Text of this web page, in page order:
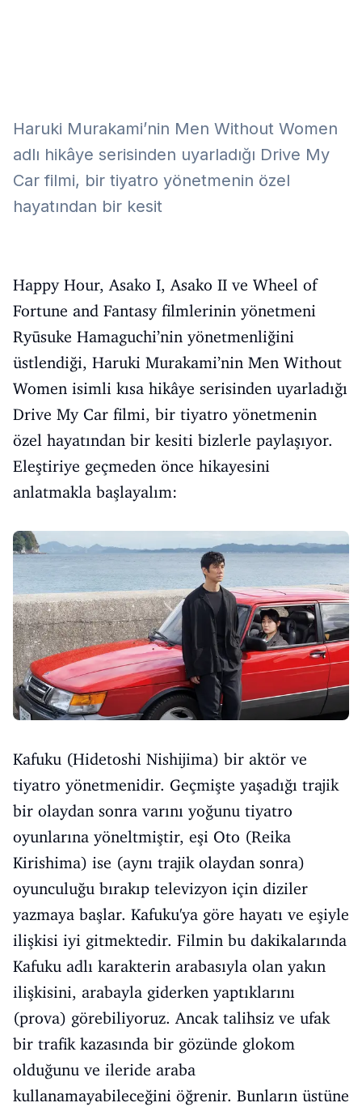
Haruki Murakami’nin Men Without Women
adlı hikâye serisinden uyarladığı Drive My
Car filmi, bir tiyatro yönetmenin özel
hayatından bir kesit
Happy Hour, Asako I, Asako II ve Wheel of
Fortune and Fantasy filmlerinin yönetmeni
Ryūsuke Hamaguchi’nin yönetmenliğini
üstlendiği, Haruki Murakami’nin Men Without
Women isimli kısa hikâye serisinden uyarladığı
Drive My Car filmi, bir tiyatro yönetmenin
özel hayatından bir kesiti bizlerle paylaşıyor.
Eleştiriye geçmeden önce hikayesini
anlatmakla başlayalım:
Kafuku (Hidetoshi Nishijima) bir aktör ve
tiyatro yönetmenidir. Geçmişte yaşadığı trajik
bir olaydan sonra varını yoğunu tiyatro
oyunlarına yöneltmiştir, eşi Oto (Reika
Kirishima) ise (aynı trajik olaydan sonra)
oyunculuğu bırakıp televizyon için diziler
yazmaya başlar. Kafuku'ya göre hayatı ve eşiyle
ilişkisi iyi gitmektedir. Filmin bu dakikalarında
Kafuku adlı karakterin arabasıyla olan yakın
ilişkisini, arabayla giderken yaptıklarını
(prova) görebiliyoruz. Ancak talihsiz ve ufak
bir trafik kazasında bir gözünde glokom
olduğunu ve ileride araba
kullanamayabileceğini öğrenir. Bunların üstüne